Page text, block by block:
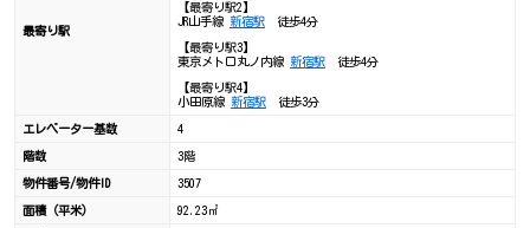
最寄り駅
【最寄り駅2】
JR山手線 新宿駅徒歩4分
【最寄り駅3】
東京メトロ丸ノ内線 新宿駅徒歩4分
【最寄り駅4】
小田原線 新宿駅徒歩3分
エレベーター基数 4
階数 3階
物件番号/物件ID 3507
面積（平米） 92.23㎡